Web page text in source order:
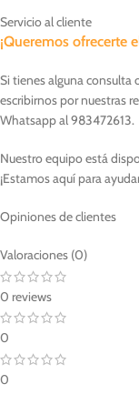
Servicio al cliente
¡Queremos ofrecerte
Si tienes alguna consulta
escribirnos por nuestras
Whatsapp al 983472613.
Nuestro equipo está
¡Estamos aquí para
Opiniones de clientes
Valoraciones (0)
0 reviews
0
0